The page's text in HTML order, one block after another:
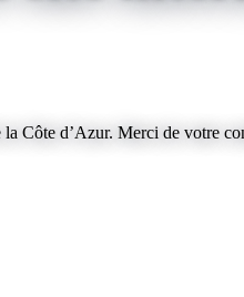
Côte d’Azur. Merci de votre